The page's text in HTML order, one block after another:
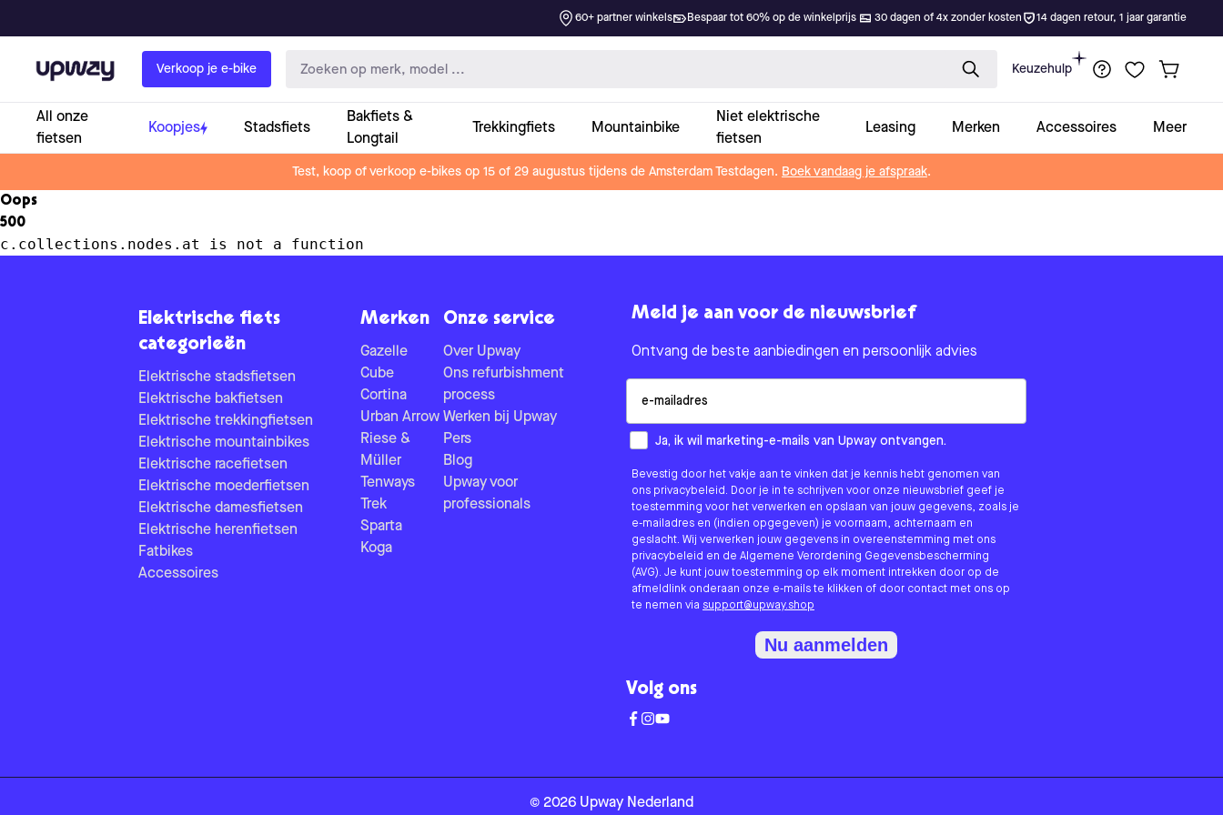
60+ partner winkels Bespaar tot 60% op de winkelprijs 30 dagen of 4x zonder kosten 14 dagen retour, 1 jaar garantie
Upway Verkoop je e-bike Keuzehulp
All onze
fietsen
Koopjes Stadsfiets
Bakfiets &
Longtail
Trekkingfiets Mountainbike
Niet elektrische
fietsen
Leasing Merken Accessoires Meer
Test, koop of verkoop e-bikes op 15 of 29 augustus tijdens de Amsterdam Testdagen. Boek vandaag je afspraak.
Oops
500
c.collections.nodes.at is not a function
Elektrische fiets
categorieën
Elektrische stadsfietsen
Elektrische bakfietsen
Elektrische trekkingfietsen
Elektrische mountainbikes
Elektrische racefietsen
Elektrische moederfietsen
Elektrische damesfietsen
Elektrische herenfietsen
Fatbikes
Accessoires
Merken
Gazelle
Cube
Cortina
Urban Arrow
Riese &
Müller
Tenways
Trek
Sparta
Koga
Onze service
Over Upway
Ons refurbishment
process
Werken bij Upway
Pers
Blog
Upway voor
professionals
Meld je aan voor de nieuwsbrief
Ontvang de beste aanbiedingen en persoonlijk advies
How would you like to hear from us?
Ja, ik wil marketing-e-mails van Upway ontvangen.
Bevestig door het vakje aan te vinken dat je kennis hebt genomen van
ons privacybeleid. Door je in te schrijven voor onze nieuwsbrief geef je
toestemming voor het verwerken en opslaan van jouw gegevens, zoals je
e-mailadres en (indien opgegeven) je voornaam, achternaam en
geslacht. Wij verwerken jouw gegevens in overeenstemming met ons
privacybeleid en de Algemene Verordening Gegevensbescherming
(AVG). Je kunt jouw toestemming op elk moment intrekken door op de
afmeldlink onderaan onze e-mails te klikken of door contact met ons op
te nemen via support@upway.shop
Nu aanmelden
Volg ons
© 2026 Upway Nederland